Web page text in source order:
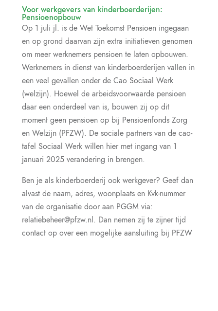
Voor werkgevers van kinderboerderijen:
Pensioenopbouw
Op 1 juli jl. is de Wet Toekomst Pensioen ingegaan
en op grond daarvan zijn extra initiatieven genomen
om meer werknemers pensioen te laten opbouwen.
Werknemers in dienst van kinderboerderijen vallen in
een veel gevallen onder de Cao Sociaal Werk
(welzijn). Hoewel de arbeidsvoorwaarde pensioen
daar een onderdeel van is, bouwen zij op dit
moment geen pensioen op bij Pensioenfonds Zorg
en Welzijn (PFZW). De sociale partners van de cao-
tafel Sociaal Werk willen hier met ingang van 1
januari 2025 verandering in brengen.
Ben je als kinderboerderij ook werkgever? Geef dan
alvast de naam, adres, woonplaats en Kvk-nummer
van de organisatie door aan PGGM via:
relatiebeheer@pfzw.nl. Dan nemen zij te zijner tijd
contact op over een mogelijke aansluiting bij PFZW